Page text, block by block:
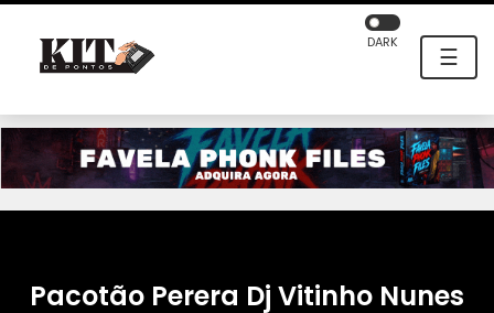
☰
DARK
Pacotão Perera Dj Vitinho Nunes